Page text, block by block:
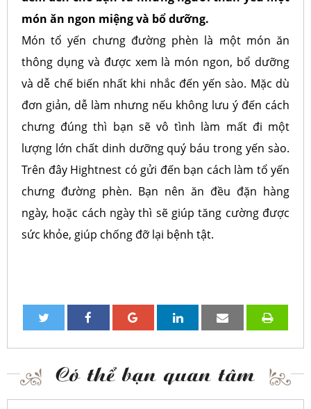
món ăn ngon miệng và bổ dưỡng.
Món tổ yến chưng đường phèn là một món ăn
thông dụng và được xem là món ngon, bổ dưỡng
và dễ chế biến nhất khi nhắc đến yến sào. Mặc dù
đơn giản, dễ làm nhưng nếu không lưu ý đến cách
chưng đúng thì bạn sẽ vô tình làm mất đi một
lượng lớn chất dinh dưỡng quý báu trong yến sào.
Trên đây Hightnest có gửi đến bạn cách làm tổ yến
chưng đường phèn. Bạn nên ăn đều đặn hàng
ngày, hoặc cách ngày thì sẽ giúp tăng cường được
sức khỏe, giúp chống đỡ lại bệnh tật.
Có thể bạn quan tâm